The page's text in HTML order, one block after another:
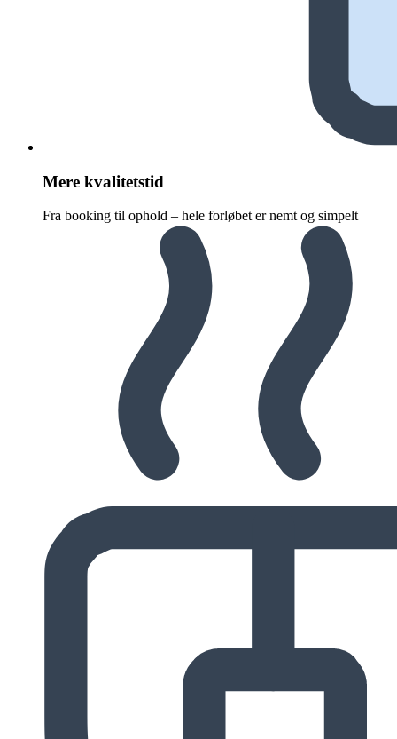
Mere kvalitetstid
Fra booking til ophold – hele forløbet er nemt og simpelt